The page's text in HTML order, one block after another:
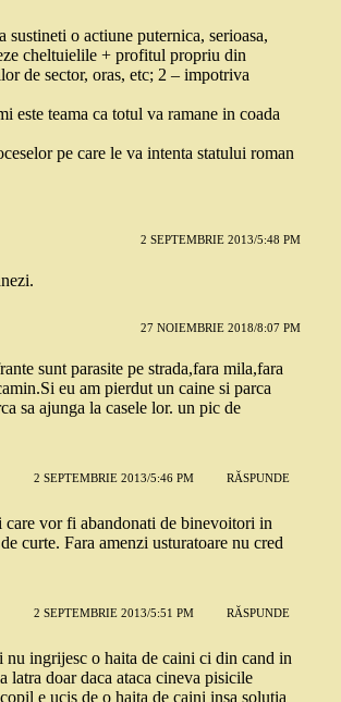
o actiune puternica, serioasa,
cheltuielile + profitul propriu din
de sector, oras, etc; 2 – impotriva
este teama ca totul va ramane in coada
pe care le va intenta statului roman
2 SEPTEMBRIE 2013/5:48 PM
27 NOIEMBRIE 2018/8:07 PM
sunt parasite pe strada,fara mila,fara
eu am pierdut un caine si parca
sa ajunga la casele lor. un pic de
2 SEPTEMBRIE 2013/5:46 PM RĂSPUNDE
care vor fi abandonati de binevoitori in
curte. Fara amenzi usturatoare nu cred
2 SEPTEMBRIE 2013/5:51 PM RĂSPUNDE
ingrijesc o haita de caini ci din cand in
latra doar daca ataca cineva pisicile
e ucis de o haita de caini insa solutia